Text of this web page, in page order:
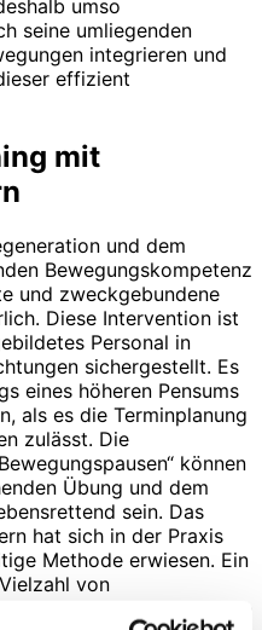
umso
seine umliegenden
integrieren und
effizient
mit
und dem
Bewegungskompetenz
und zweck­gebundene
Diese Intervention ist
Personal in
sichergestellt. Es
eines höheren Pensums
als es die Terminplanung
zulässt. Die
können
Übung und dem
sein. Das
hat sich in der Praxis
Methode erwiesen. Ein
von
sich unterschiedliche